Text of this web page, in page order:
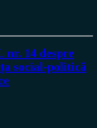
14 despre
social-politică